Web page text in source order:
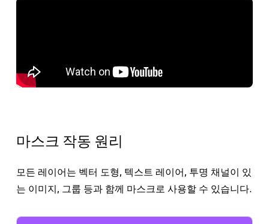
마스크 작동 원리
모든 레이어는 벡터 도형, 텍스트 레이어, 투명 채널이 있
는 이미지, 그룹 등과 함께 마스크로 사용할 수 있습니다.